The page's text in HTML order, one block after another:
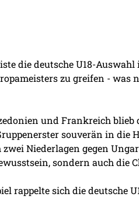
die deutsche U18-
zu greifen - was
und Frankreich
souverän in die
Niederlagen gegen
sondern auch die
rappelte sich die deutsche